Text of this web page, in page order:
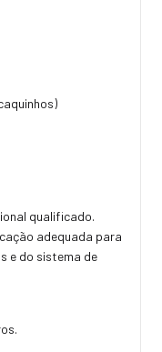
qualificado.
adequada para
e do sistema de